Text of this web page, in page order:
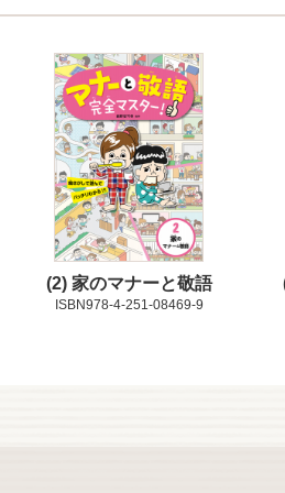
2 家のマナーと敬語
ISBN978-4-251-08469-9